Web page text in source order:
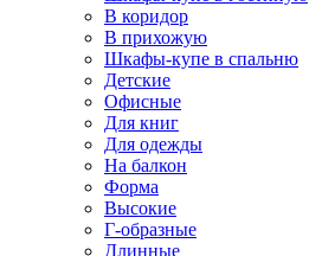
В коридор
В прихожую
Шкафы-купе в спальню
Детские
Офисные
Для книг
Для одежды
На балкон
Форма
Высокие
Г-образные
Длинные